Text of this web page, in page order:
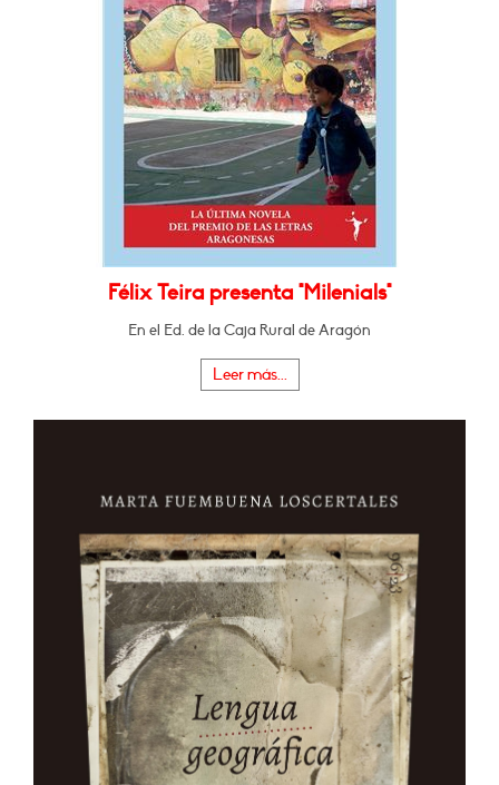
Félix Teira presenta "Milenials"
En el Ed. de la Caja Rural de Aragón
Leer más...